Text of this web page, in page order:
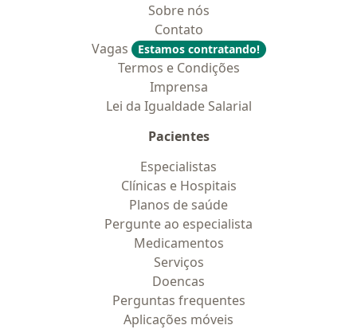
Sobre nós
Contato
Vagas
Estamos contratando!
Termos e Condições
Imprensa
Lei da Igualdade Salarial
Pacientes
Especialistas
Clínicas e Hospitais
Planos de saúde
Pergunte ao especialista
Medicamentos
Serviços
Doencas
Perguntas frequentes
Aplicações móveis